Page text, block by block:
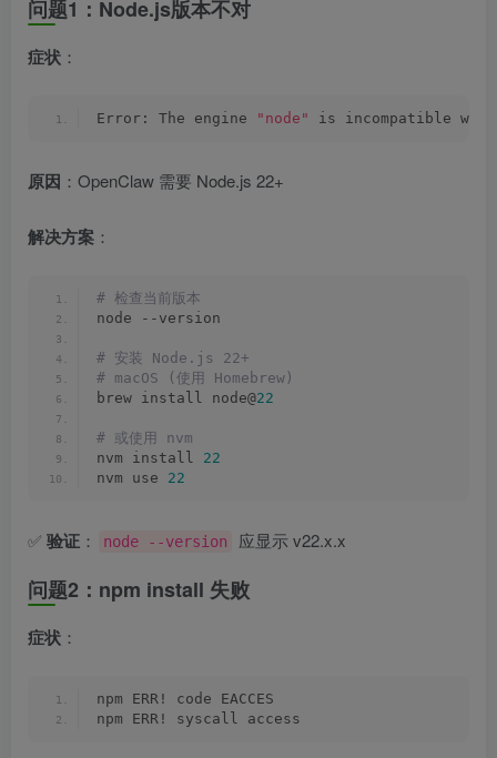
问题1：Node.js版本不对
症状 ：
Error: The engine "node" is incompatible
原因 ：OpenClaw 需要 Node.js 22+
解决方案 ：
# 检查当前版本
node --version
# 安装 Node.js 22+
# macOS (使用 Homebrew)
brew install node@22
# 或使用 nvm
nvm install 22
nvm use 22
✅ 验证 ： node --version 应显示 v22.x.x
问题2：npm install 失败
症状 ：
npm ERR! code EACCES
npm ERR! syscall access